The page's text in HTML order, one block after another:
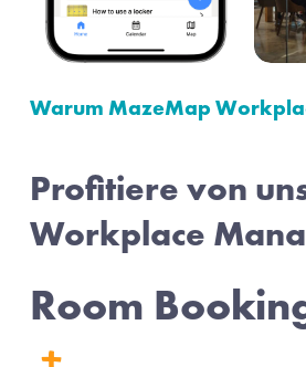
Warum MazeMap
Profitiere von
Workplace
Room